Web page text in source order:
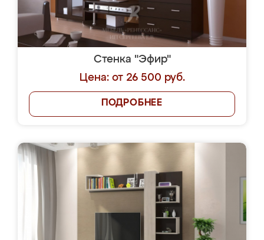
Стенка "Эфир"
Цена: от 26 500 руб.
ПОДРОБНЕЕ